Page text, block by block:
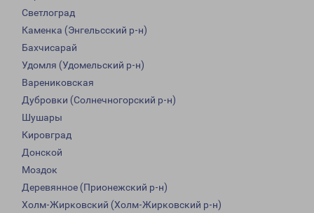
Светлоград
Каменка (Энгельсский р-н)
Бахчисарай
Удомля (Удомельский р-н)
Варениковская
Дубровки (Солнечногорский р-н)
Шушары
Кировград
Донской
Моздок
Деревянное (Прионежский р-н)
Холм-Жирковский (Холм-Жирковский р-н)